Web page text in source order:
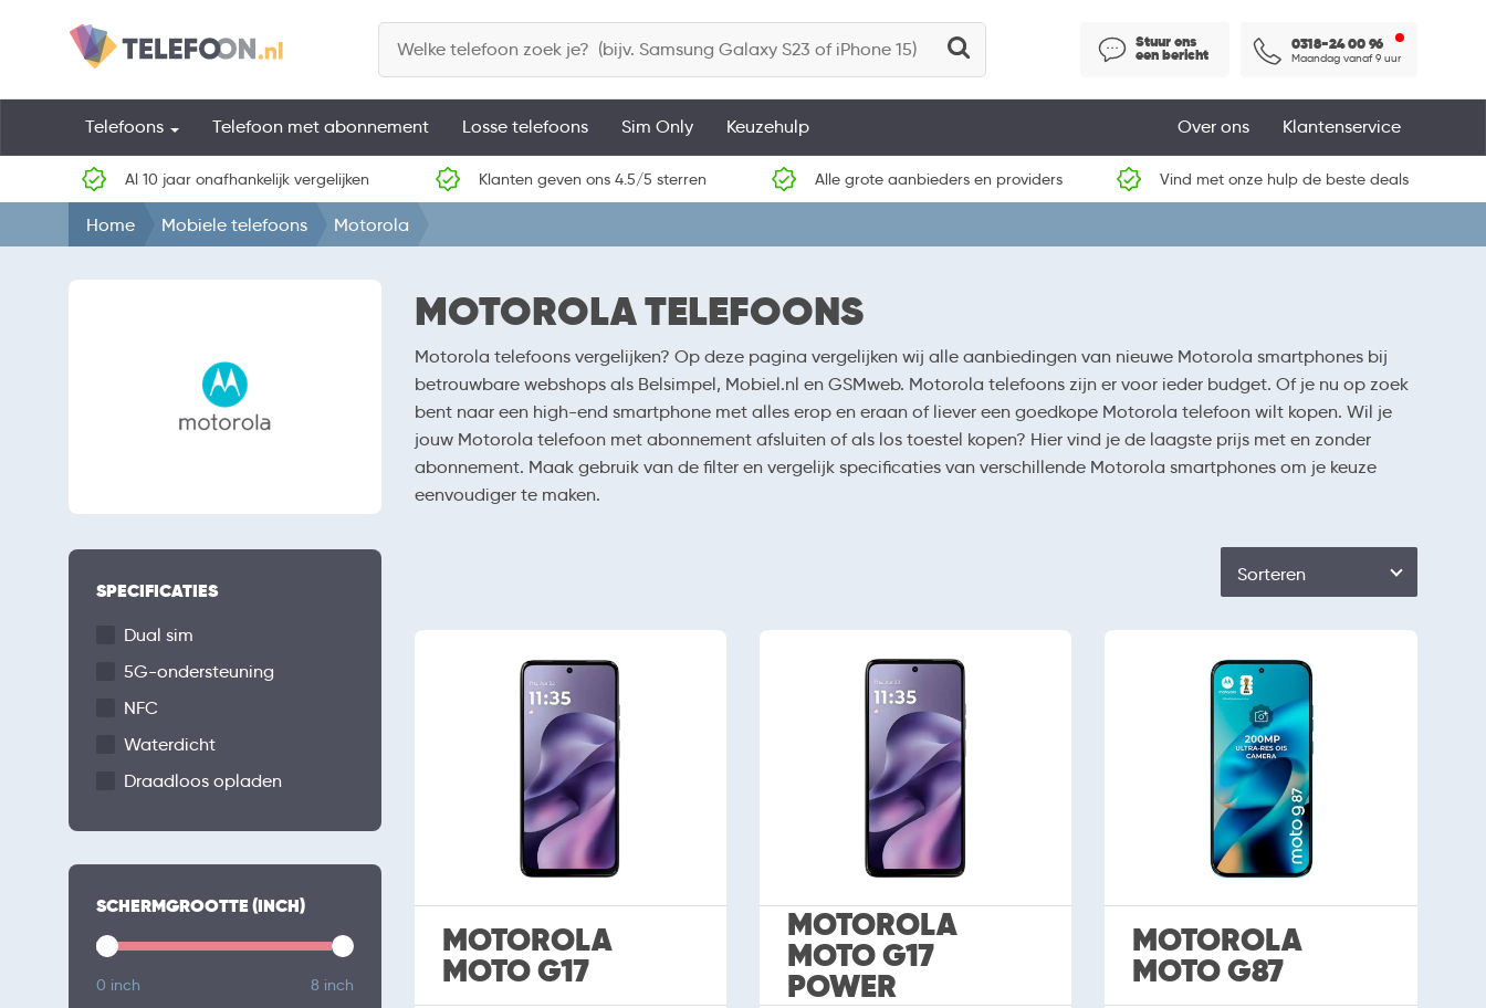
Stuur ons
een bericht
0318-24 00 96
Maandag vanaf 9 uur
Telefoons Telefoon met abonnement Losse telefoons Sim Only Keuzehulp Klantenservice
Over ons
Al 10 jaar onafhankelijk vergelijken Klanten geven ons 4.5/5 sterren Alle grote aanbieders en providers Vind met onze hulp de beste deals
Home Mobiele telefoons Motorola
MOTOROLA TELEFOONS
Motorola telefoons vergelijken? Op deze pagina vergelijken wij alle aanbiedingen van nieuwe Motorola smartphones bij
betrouwbare webshops als Belsimpel, Mobiel.nl en GSMweb. Motorola telefoons zijn er voor ieder budget. Of je nu op zoek
bent naar een high-end smartphone met alles erop en eraan of liever een goedkope Motorola telefoon wilt kopen. Wil je
jouw Motorola telefoon met abonnement afsluiten of als los toestel kopen? Hier vind je de laagste prijs met en zonder
abonnement. Maak gebruik van de filter en vergelijk specificaties van verschillende Motorola smartphones om je keuze
eenvoudiger te maken.
Sorteren
SPECIFICATIES
Dual sim
5G-ondersteuning
NFC
Waterdicht
Draadloos opladen
SCHERMGROOTTE (INCH)
0 inch 8 inch
MOTOROLA
MOTO G17
MOTOROLA
MOTO G17
POWER
MOTOROLA
MOTO G87